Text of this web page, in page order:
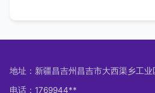
地址：新疆昌吉州昌吉市大西渠乡工业
电话：1769944**